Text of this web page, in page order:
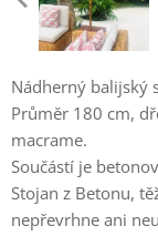
Nádherný balijský
Průměr 180 cm,
macrame.
Součástí je
Stojan z Betonu,
nepřevrhne ani